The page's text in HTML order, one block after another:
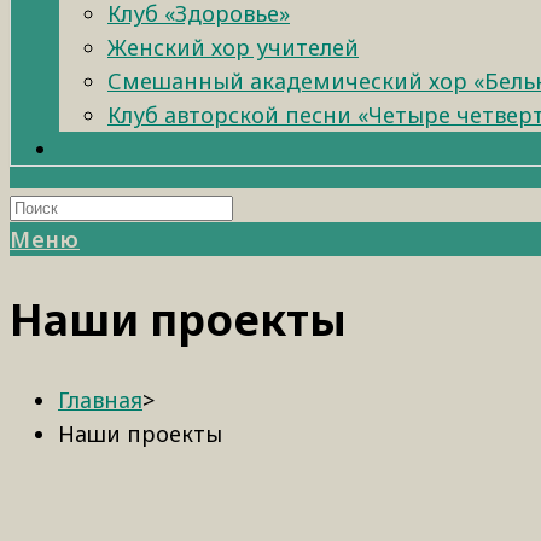
Клуб «Здоровье»
Женский хор учителей
Смешанный академический хор
Клуб авторской песни «Четыре
Меню
Наши проекты
Главная>
Наши проекты